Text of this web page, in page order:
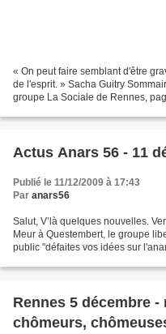
« On peut faire semblant d'être
de l'esprit. » Sacha Guitry
groupe La Sociale de Rennes,
Actus Anars 56 - 11
Publié le 11/12/2009 à 17:43
Par anars56
Salut, V’là quelques nouvelles.
Meur à Questembert, le groupe
public "défaites vos idées sur
Rennes 5 décembre
chômeurs,